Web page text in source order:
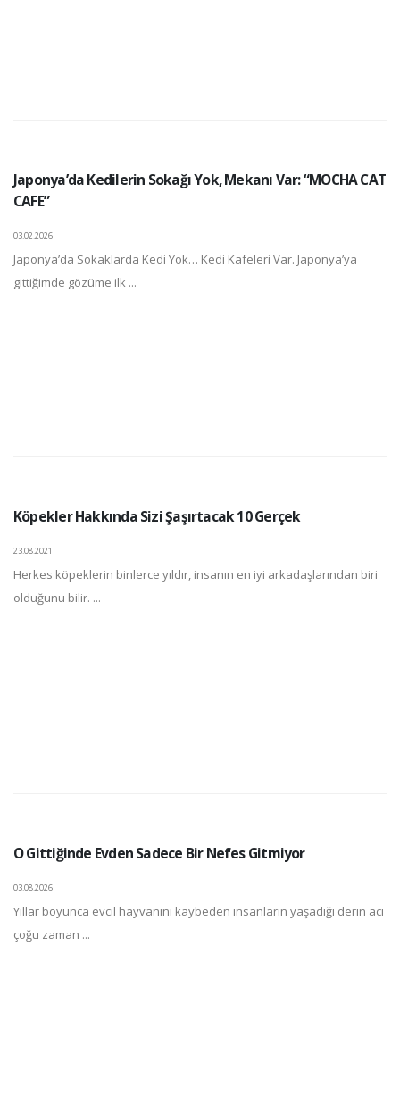
Japonya’da Kedilerin Sokağı Yok, Mekanı Var: “MOCHA CAT
CAFE”
03.02.2026
Japonya’da Sokaklarda Kedi Yok… Kedi Kafeleri Var. Japonya’ya
gittiğimde gözüme ilk ...
Köpekler Hakkında Sizi Şaşırtacak 10 Gerçek
23.08.2021
Herkes köpeklerin binlerce yıldır, insanın en iyi arkadaşlarından biri
olduğunu bilir. ...
O Gittiğinde Evden Sadece Bir Nefes Gitmiyor
03.08.2026
Yıllar boyunca evcil hayvanını kaybeden insanların yaşadığı derin acı
çoğu zaman ...